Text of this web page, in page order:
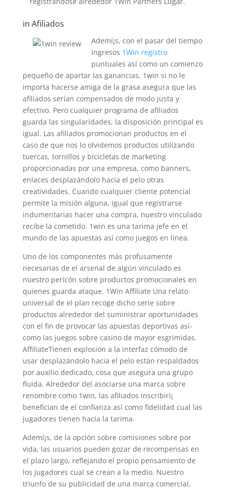
in Afiliados
Ademí¡s, con el pasar del tiempo
ingresos 1Win registro
puntuales así­ como un comienzo
pequeño de apartar las ganancias, 1win si no le
importa hacerse amiga de la grasa asegura que las
afiliados serían compensados de modo justa y
efectivo. Pero cualquier programa de afiliados
guarda las singularidades, la disposición principal es
igual. Las afiliados promocionan productos en el
caso de que nos lo olvidemos productos utilizando
tuercas, tornillos y bicicletas de marketing
proporcionadas por una empresa, como banners,
enlaces desplazándolo hacia el pelo otras
creatividades. Cuando cualquier cliente potencial
permite la misión alguna, igual que registrarse
indumentarias hacer una compra, nuestro vinculado
recibe la cometido. 1win es una tarima jefe en el
mundo de las apuestas así­ como juegos en línea.
Uno de los componentes más profusamente
necesarias de el arsenal de algún vinculado es
nuestro pericón sobre productos promocionales en
quienes guarda ataque. 1Win Affiliate Una relato
universal de el plan recoge dicho serie sobre
productos alrededor del suministrar oportunidades
con el fin de provocar las apuestas deportivas así­
como las juegos sobre casino de mayor esgrimidas.
AffiliateTienen explosión a la interfaz cómodo de
usar desplazándolo hacia el pelo están respaldados
por auxilio dedicado, cosa que asegura una grupo
fluida. Alrededor del asociarse una marca sobre
renombre como 1win, las afiliados inscribirí¡
benefician de el confianza así­ como fidelidad cual las
jugadores tienen hacia la tarima.
Ademí¡s, de la opción sobre comisiones sobre por
vida, las usuarios pueden gozar de recompensas en
el plazo largo, reflejando el propio pensamiento de
los jugadores cual se crean a la medio. Nuestro
triunfo de su publicidad de una marca comercial,